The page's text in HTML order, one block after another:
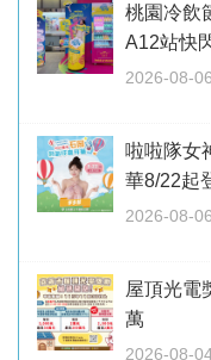
桃園冷飲
A12站快
2026-08-
啦啦隊女
華8/22起
2026-08-
屋頂光電
萬
2026-08-